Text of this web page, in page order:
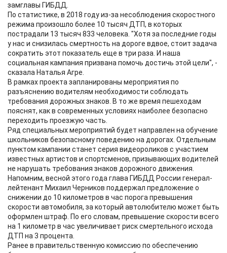
замглавы ГИБДД.
По статистике, в 2018 году из-за несоблюдения скоростного
режима произошло более 10 тысяч ДТП, в которых
пострадали 13 тысяч 833 человека. "Хотя за последние годы
у нас и снизилась смертность на дороге вдвое, стоит задача
сократить этот показатель еще в три раза. И наша
социальная кампания призвана помочь достичь этой цели", -
сказала Наталья Агре.
В рамках проекта запланированы мероприятия по
разъяснению водителям необходимости соблюдать
требования дорожных знаков. В то же время пешеходам
пояснят, как в современных условиях наиболее безопасно
переходить проезжую часть.
Ряд специальных мероприятий будет направлен на обучение
школьников безопасному поведению на дорогах. Отдельным
пунктом кампании станет серия видеороликов с участием
известных артистов и спортсменов, призывающих водителей
не нарушать требования знаков дорожного движения.
Напомним, весной этого года глава ГИБДД России генерал-
лейтенант Михаил Черников поддержал предложение о
снижении до 10 километров в час порога превышения
скорости автомобиля, за который автолюбителю может быть
оформлен штраф. По его словам, превышение скорости всего
на 1 километр в час увеличивает риск смертельного исхода
ДТП на 3 процента.
Ранее в правительственную комиссию по обеспечению